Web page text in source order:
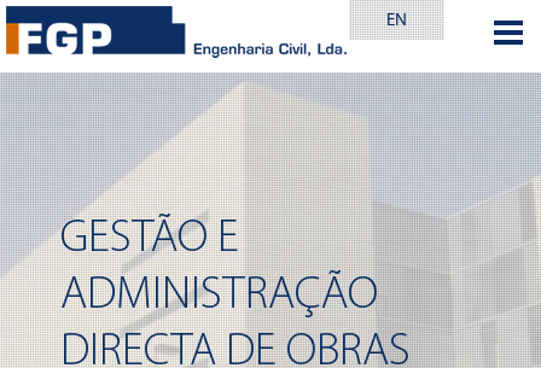
EN
GESTÃO E
ADMINISTRAÇÃO
DIRECTA DE OBRAS